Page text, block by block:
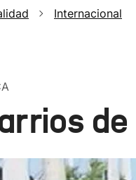
Internacional